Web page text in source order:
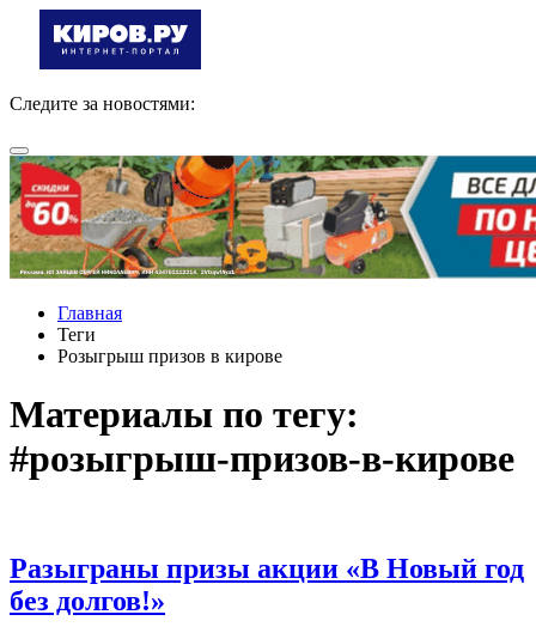
Следите за новостями:
Главная
Теги
Розыгрыш призов в кирове
Материалы по тегу:
#розыгрыш-призов-в-кирове
Разыграны призы акции «В Новый год
без долгов!»